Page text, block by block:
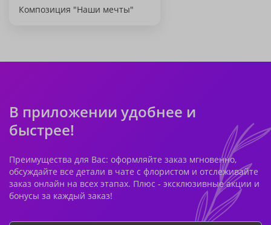
Композиция "Наши мечты"
В приложении удобнее и
быстрее!
Преимущества для Вас: оформляйте заказ мгновенно,
обсуждайте все детали в чате с флористом и отслеживайте
заказ онлайн на всех этапах. Плюс - эксклюзивные акции и
бонусы за каждый заказ!